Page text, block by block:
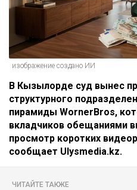
изображение создано ИИ
В Кызылорде суд вынес
структурного
пирамиды WornerBros,
вкладчиков обещаниями
просмотр коротких
сообщает Ulysmedia.kz.
ЧИТАЙТЕ ТАКЖЕ